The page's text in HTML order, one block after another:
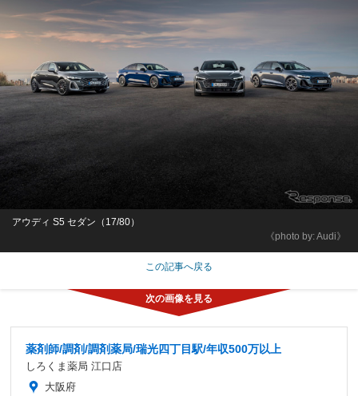
《photo by: Audi》
アウディ S5 セダン（17/80）
この記事へ戻る
薬剤師/調剤/調剤薬局/瑞光四丁目駅/年収500万以上
しろくま薬局 江口店
大阪府